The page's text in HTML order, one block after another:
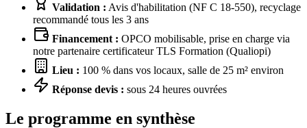
Validation : Avis d'habilitation (NF C 18-550), recyclage
recommandé tous les 3 ans
Financement : OPCO mobilisable, prise en charge via
notre partenaire certificateur TLS Formation (Qualiopi)
Lieu : 100 % dans vos locaux, salle de 25 m² environ
Réponse devis : sous 24 heures ouvrées
Le programme en synthèse